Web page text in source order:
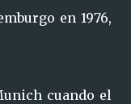
en 1976,
cuando el